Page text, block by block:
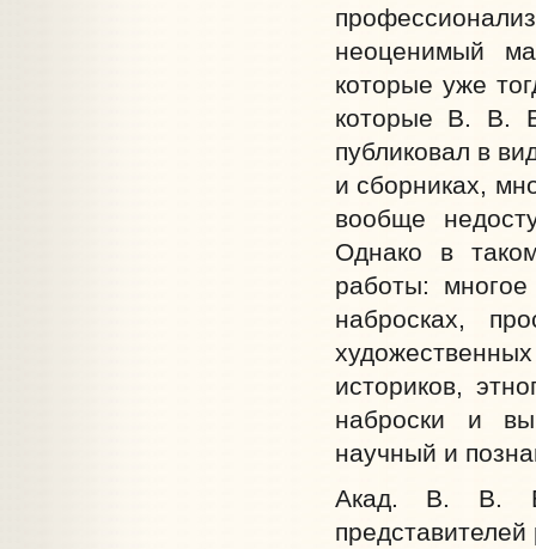
неоценимый
которые уже
которые В. В.
публиковал в
и сборниках,
вообще
Однако в
работы:
набросках,
историков,
наброски и
научный и
Акад. В. В.